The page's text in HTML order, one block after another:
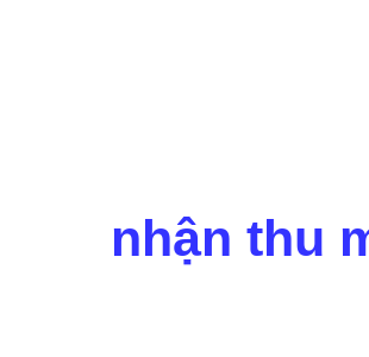
nhận thu